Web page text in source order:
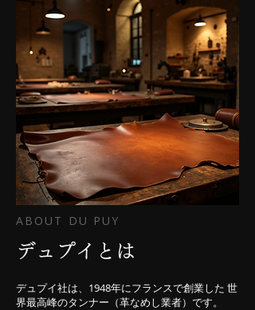
ABOUT DU PUY
デュプイとは
デュプイ社は、1948年にフランスで創業した 世
界最高峰のタンナー（革なめし業者）です。